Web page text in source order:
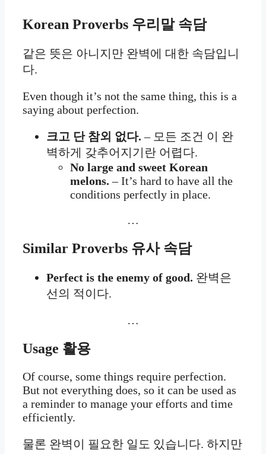
Korean Proverbs 우리말 속담
같은 뜻은 아니지만 완벽에 대한 속담입니
다.
Even though it’s not the same thing, this is a
saying about perfection.
크고 단 참외 없다. – 모든 조건 이 완
벽하게 갖추어지기란 어렵다.
No large and sweet Korean
melons. – It’s hard to have all the
conditions perfectly in place.
…
Similar Proverbs 유사 속담
Perfect is the enemy of good. 완벽은
선의 적이다.
…
Usage 활용
Of course, some things require perfection.
But not everything does, so it can be used as
a reminder to manage your efforts and time
efficiently.
물론 완벽이 필요한 일도 있습니다. 하지만